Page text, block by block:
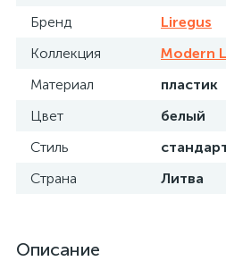
Бренд
Liregus
Коллекция
Modern
Материал
пластик
Цвет
белый
Стиль
Страна
Литва
Описание